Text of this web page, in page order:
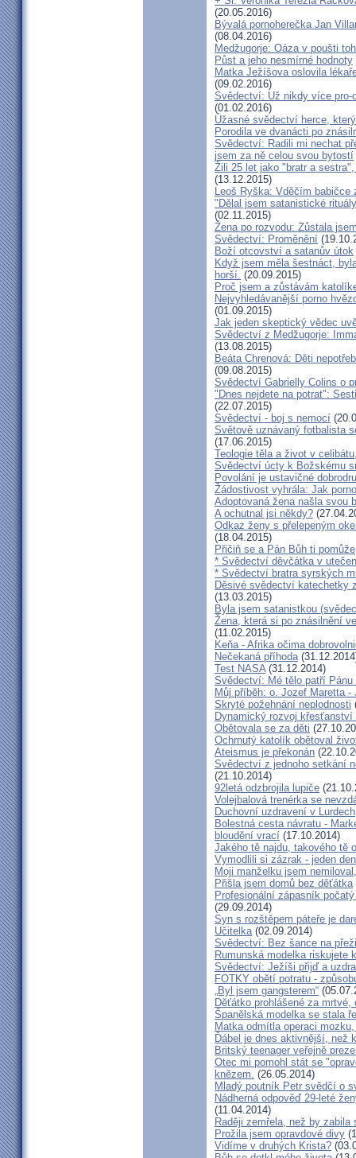
(20.05.2016)
Bývalá pornoherečka Jan
(08.04.2016)
Medžugorje: Oáza v poušti
Půst a jeho nesmírné hodnoty
Matka Ježíšova oslovila
(09.02.2016)
Svědectví: Už nikdy více pro-
(01.02.2016)
Úžasné svědectví herce,
Porodila ve dvanácti po
Svědectví: Radili mi nechat
jsem za ně celou svou bytostí
Žili 25 let jako "bratr a
(13.12.2015)
Leoš Ryška: Vděčím babičce
"Dělal jsem satanistické
(02.11.2015)
Žena po rozvodu: Zůstala
Svědectví: Proměnění
Boží otcovství a satanův útok
Když jsem měla šestnáct,
horší. (20.09.2015)
Proč jsem a zůstávám
Nejvyhledávanější porno
(01.09.2015)
Jak jeden skeptický vědec
Svědectví z Medžugorje:
(13.08.2015)
Beáta Chrenová: Děti
(09.08.2015)
Svědectví Gabrielly Colins o
"Dnes nejdete na potrat":
(22.07.2015)
Svědectví - boj s nemocí
Světově uznávaný fotbalista
(17.06.2015)
Teologie těla a život v
Svědectví úcty k Božskému
Povolání je ustavičné
Žádostivost vyhrála: Jak
Adoptovaná žena našla svou
A ochutnal jsi někdy?
Odkaz ženy s přelepeným
(18.04.2015)
Přičiň se a Pán Bůh ti pomůže
* Svědectví děvčátka v
* Svědectví bratra syrských
Děsivé svědectví katechetky
(13.03.2015)
Byla jsem satanistkou
Žena, která si po znásilnění
(11.02.2015)
Keňa - Afrika očima
Nečekaná příhoda
Test NASA(31.12.2014)
Svědectví: Mé tělo patří
Můj příběh: o. Jozef Maretta
Skryté požehnání neplodnosti
Dynamický rozvoj křesťanství
Obětovala se za děti
Ochrnutý katolík obětoval
Ateismus je překonán
Svědectví z jednoho setkání
(21.10.2014)
92letá odzbrojila lupiče
Volejbalová trenérka se
Duchovní uzdravení v Lurdech
Bolestná cesta návratu -
bloudění vrací (17.10.2014)
Jakého tě najdu, takového tě
Vymodlili si zázrak - jeden
Moji manželku jsem
Přišla jsem domů bez děťátka
Profesionální zápasník
(29.09.2014)
Syn s rozštěpem páteře je
Učitelka(02.09.2014)
Svědectví: Bez šance na
Rumunská modelka riskujete
Svědectví: Ježíši přijď a
FOTKY obětí potratu -
„Byl jsem gangsterem“
Děťátko prohlášené za
Španělská modelka se stala
Matka odmítla operaci
Ďábel je dnes aktivnější, než
Britský teenager veřejně
Otec mi pomohl stát se
knězem. (26.05.2014)
Mladý poutník Petr svědčí o
Nádherná odpověď 29-leté
(11.04.2014)
Raději zemřela, než by zabila
Prožila jsem opravdové divy
Vidíme v druhých Krista?